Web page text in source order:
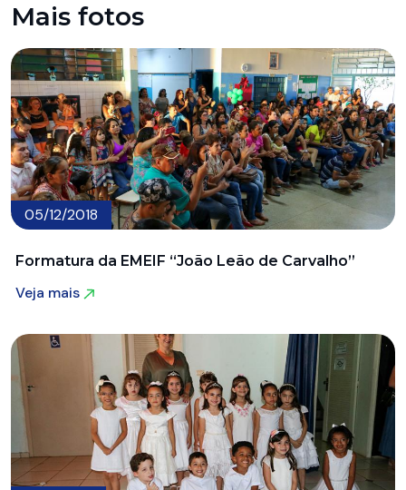
Mais fotos
05/12/2018
Formatura da EMEIF “João Leão de Carvalho”
Veja mais